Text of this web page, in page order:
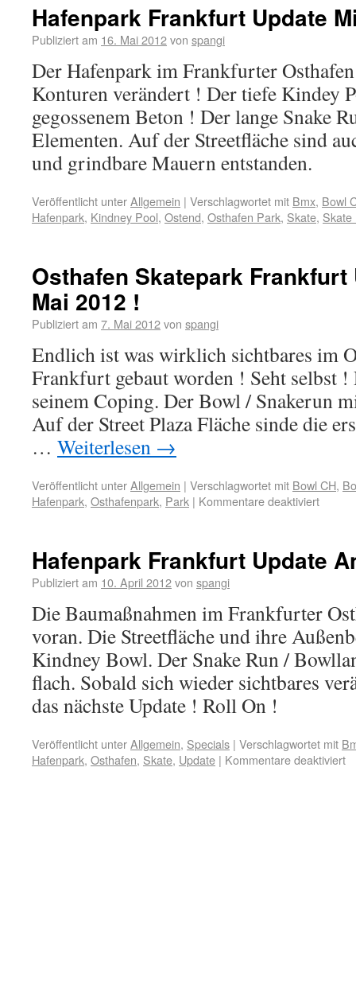
Hafenpark Frankfurt Update
Publiziert am 16. Mai 2012von spangi
Der Hafenpark im Frankfurter
Konturen verändert ! Der tiefe Kindey
gegossenem Beton ! Der lange Snake
Elementen. Auf der Streetfläche sind
und grindbare Mauern entstanden.
Veröffentlicht unterAllgemein | Verschlagwortet mit Bmx, Bowl
Hafenpark, Kindney Pool, Ostend, Osthafen Park, Skate, Skate
Osthafen Skatepark Frankfurt
Mai 2012 !
Publiziert am 7. Mai 2012von spangi
Endlich ist was wirklich sichtbares im
Frankfurt gebaut worden ! Seht selbst
seinem Coping. Der Bowl / Snakerun
Auf der Street Plaza Fläche sinde die
… Weiterlesen →
Veröffentlicht unterAllgemein | Verschlagwortet mit Bowl CH,
Hafenpark, Osthafenpark, Park | Kommentare deaktiviert
Hafenpark Frankfurt Update
Publiziert am 10. April 2012von spangi
Die Baumaßnahmen im Frankfurter
voran. Die Streetfläche und ihre
Kindney Bowl. Der Snake Run /
flach. Sobald sich wieder sichtbares
das nächste Update ! Roll On !
Veröffentlicht unterAllgemein, Specials | Verschlagwortet mit
Hafenpark, Osthafen, Skate, Update | Kommentare deaktiviert